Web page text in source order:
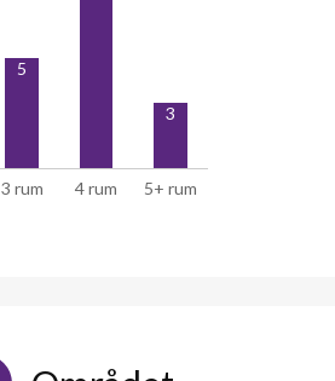
3 rum 4 rum 5+ rum
5
3